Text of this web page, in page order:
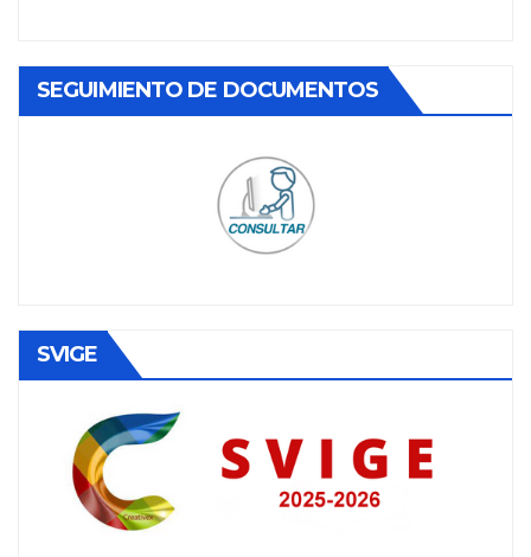
SEGUIMIENTO DE DOCUMENTOS
SVIGE